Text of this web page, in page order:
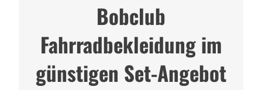
Bobclub
Fahrradbekleidung im
günstigen Set-Angebot